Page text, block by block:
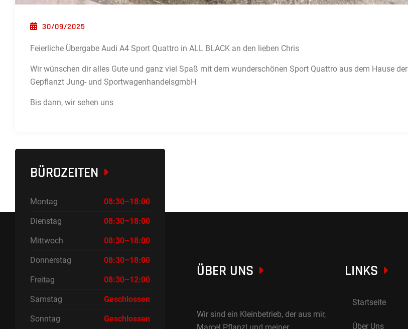
POSTED ON
30/09/2025
Feierliche Übergabe Audi A4 Sport Quattro in ALL BLACK an den lieben Chris
Wir wünschen dir alles Gute und ganz viel Spaß mit dem wunderschönen Sport Quattro aus dem Hause der
Gepflanzt Jung- und SportwagenhandelsgmbH
Bis dann, wir sehen uns
BÜROZEITEN
Montag 08:30–18:00
Dienstag 08:30–18:00
Mittwoch 08:30–18:00
Donnerstag 08:30–18:00
Freitag 08:30–12:00
Samstag Geschlossen
Sonntag Geschlossen
ÜBER UNS
Wir sind ein Kleinbetrieb, der aus mir,
Marcel Pflanzl und meiner
LINKS
Startseite
Über Uns